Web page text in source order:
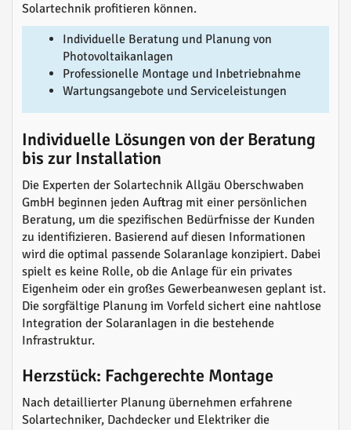
Solartechnik profitieren können.
Individuelle Beratung und Planung von
Photovoltaikanlagen
Professionelle Montage und Inbetriebnahme
Wartungsangebote und Serviceleistungen
Individuelle Lösungen von der Beratung
bis zur Installation
Die Experten der Solartechnik Allgäu Oberschwaben
GmbH beginnen jeden Auftrag mit einer persönlichen
Beratung, um die spezifischen Bedürfnisse der Kunden
zu identifizieren. Basierend auf diesen Informationen
wird die optimal passende Solaranlage konzipiert. Dabei
spielt es keine Rolle, ob die Anlage für ein privates
Eigenheim oder ein großes Gewerbeanwesen geplant ist.
Die sorgfältige Planung im Vorfeld sichert eine nahtlose
Integration der Solaranlagen in die bestehende
Infrastruktur.
Herzstück: Fachgerechte Montage
Nach detaillierter Planung übernehmen erfahrene
Solartechniker, Dachdecker und Elektriker die